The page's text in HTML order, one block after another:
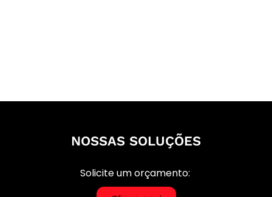
NOSSAS SOLUÇÕES
Solicite um orçamento: